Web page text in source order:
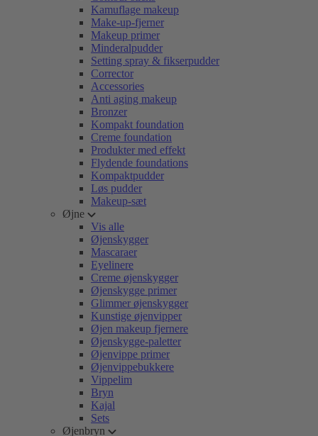
Kamuflage makeup
Make-up-fjerner
Makeup primer
Minderalpudder
Setting spray & fikserpudder
Corrector
Accessories
Anti aging makeup
Bronzer
Kompakt foundation
Creme foundation
Produkter med effekt
Flydende foundations
Kompaktpudder
Løs pudder
Makeup-sæt
Øjne
Vis alle
Øjenskygger
Mascaraer
Eyelinere
Creme øjenskygger
Øjenskygge primer
Glimmer øjenskygger
Kunstige øjenvipper
Øjen makeup fjernere
Øjenskygge-paletter
Øjenvippe primer
Øjenvippebukkere
Vippelim
Bryn
Kajal
Sets
Øjenbryn